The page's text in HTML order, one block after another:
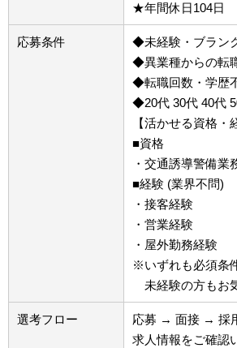
★年間休日104日
応募条件
◆未経験・ブラン
◆異業種からの転
◆転職回数・学歴
◆20代 30代 40代
【活かせる資格・
■資格
・交通誘導警備業
■経験 (業界不問)
・接客経験
・営業経験
・屋外勤務経験
※いずれも必須条
未経験の方もお
選考フロー
応募 → 面接 → 採
求人情報をご確認